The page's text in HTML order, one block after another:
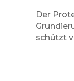
Der
schützt